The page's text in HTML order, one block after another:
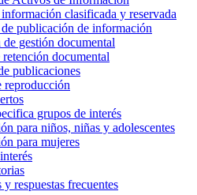
clasificada y reservada
de publicación de información
de gestión documental
retención documental
publicaciones
reproducción
grupos de interés
para niños, niñas y adolescentes
para mujeres
y respuestas frecuentes